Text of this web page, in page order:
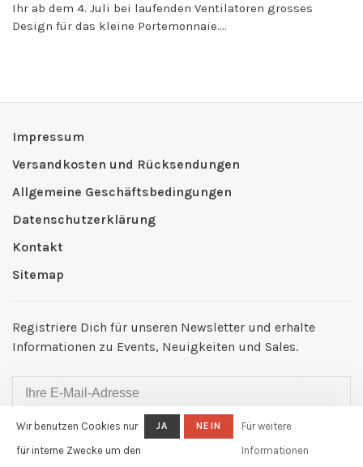
Ihr ab dem 4. Juli bei laufenden Ventilatoren grosses
Design für das kleine Portemonnaie....
Impressum
Versandkosten und Rücksendungen
Allgemeine Geschäftsbedingungen
Datenschutzerklärung
Kontakt
Sitemap
Registriere Dich für unseren Newsletter und erhalte
Informationen zu Events, Neuigkeiten und Sales.
ABONNIEREN
Wir benutzen Cookies nur
für interne Zwecke um den
JA NEIN
Für weitere
Informationen